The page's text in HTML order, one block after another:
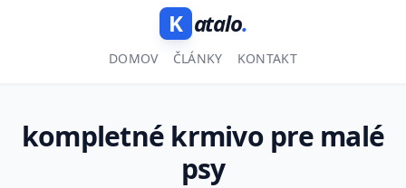
K atalo.
DOMOV ČLÁNKY KONTAKT
kompletné krmivo pre malé
psy